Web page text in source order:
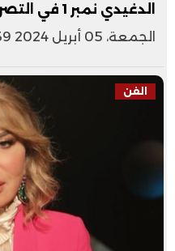
الدغيدي نمبر 1 في التصريحات الجريئة
الجمعة، 05 أبريل 2024 10:39 ص
الفن